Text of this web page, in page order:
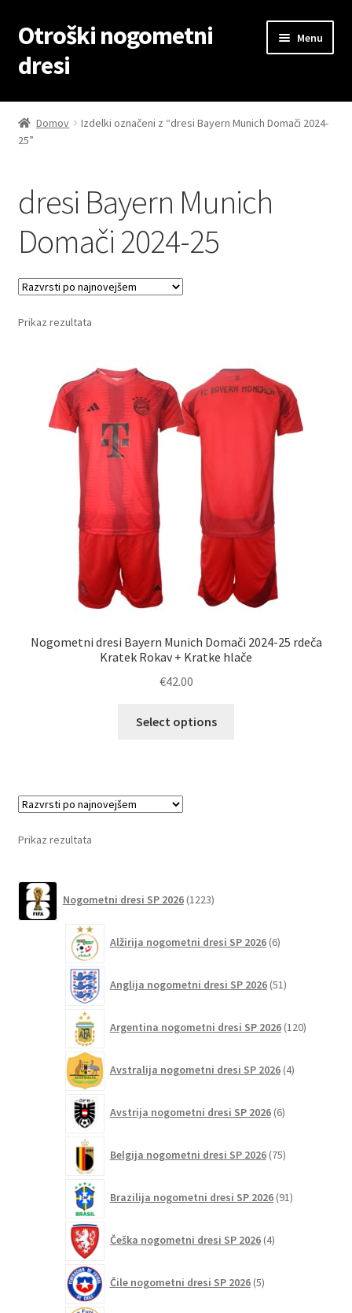
Skip
to
navigation
Skip
to
content
Otroški nogometni
dresi
Menu
Domov
Blog
Domov
Izdelki označeni z “dresi Bayern Munich Domači 2024-
25”
dresi Bayern Munich
Domači 2024-25
Prikaz rezultata
Nogometni dresi Bayern Munich Domači 2024-25 rdeča
Kratek Rokav + Kratke hlače
€42.00
Select options
Prikaz rezultata
Nogometni dresi SP 2026 1223izdelkov
Alžirija nogometni dresi SP 2026 6izdelkov
Anglija nogometni dresi SP 2026 51izdelkov
Argentina nogometni dresi SP 2026 120izdelkov
Avstralija nogometni dresi SP 2026 4izdelki
Avstrija nogometni dresi SP 2026 6izdelkov
Belgija nogometni dresi SP 2026 75izdelkov
Brazilija nogometni dresi SP 2026 91izdelkov
Češka nogometni dresi SP 2026 4izdelki
Čile nogometni dresi SP 2026 5izdelkov